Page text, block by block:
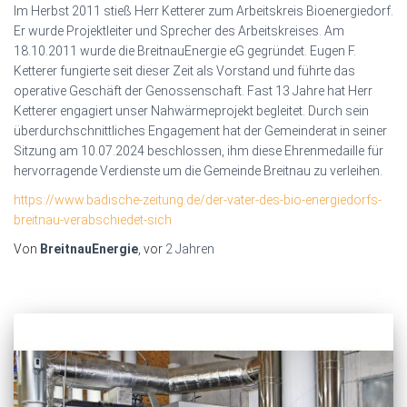
Im Herbst 2011 stieß Herr Ketterer zum Arbeitskreis Bioenergiedorf.
Er wurde Projektleiter und Sprecher des Arbeitskreises. Am
18.10.2011 wurde die BreitnauEnergie eG gegründet. Eugen F.
Ketterer fungierte seit dieser Zeit als Vorstand und führte das
operative Geschäft der Genossenschaft. Fast 13 Jahre hat Herr
Ketterer engagiert unser Nahwärmeprojekt begleitet. Durch sein
überdurchschnittliches Engagement hat der Gemeinderat in seiner
Sitzung am 10.07.2024 beschlossen, ihm diese Ehrenmedaille für
hervorragende Verdienste um die Gemeinde Breitnau zu verleihen.
https://www.badische-zeitung.de/der-vater-des-bio-energiedorfs-
breitnau-verabschiedet-sich
Von BreitnauEnergie , vor 2 Jahren